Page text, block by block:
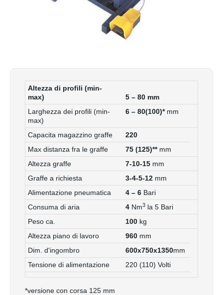
Altezza di profili (min-
max)
5 – 80 mm
Larghezza dei profili (min-
max)
6 – 80(100)*mm
Capacita magazzino graffe
220
Max distanza fra le graffe
75 (125)**mm
Altezza graffe
7-10-15 mm
Graffe a richiesta
3-4-5-12 mm
Alimentazione pneumatica
4 – 6 Bari
Consuma di aria
4 Nm3 la 5 Bari
Peso ca.
100 kg
Altezza piano di lavoro
960 mm
Dim. d'ingombro
600x750x1350mm
Tensione di alimentazione
220 (110) Volti
*versione con corsa 125 mm